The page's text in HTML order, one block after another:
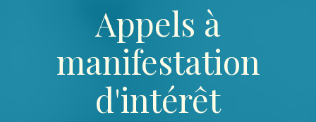
Appels à
manifestation
d'intérêt